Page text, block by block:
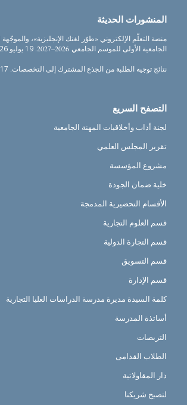
المنشورات الحديثة
منصة التعلّم الإلكتروني «طوّر لغتك الإنجليزية»،
الجامعية الأولى للموسم الجامعي 2026–2027.
19 يوليو 2026
نتائج توجيه الطلبة من الجذع المشترك إلى التخصصات. 17 يوليو 2026
التصفح السريع
لجنة أداب وأخلاقيات المهنة الجامعية
تقرير المجلس العلمي
مشروع المؤسسة
خلية ضمان الجودة
الأقسام التحضيرية المدمجة
قسم العلوم التجارية
قسم التجارة الدولية
قسم التسويق
قسم الإدارة
كلمة السيدة مديرة مدرسة الدراسات العليا التجارية
أساتذة المدرسة
التربصات
الطلاب القدامى
دار المقاولاتية
لتصبح شريكنا